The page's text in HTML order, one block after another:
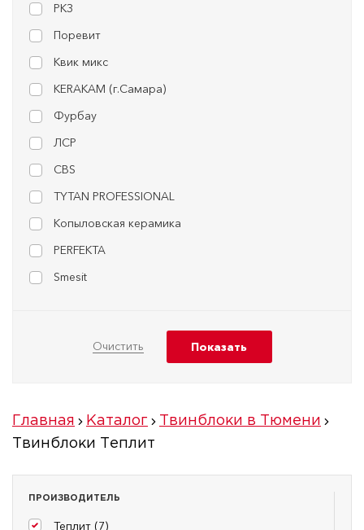
РКЗ
Поревит
Квик микс
KERAKAM (г.Самара)
Фурбау
ЛСР
CBS
TYTAN PROFESSIONAL
Копыловская керамика
PERFEKTA
Smesit
Главная Каталог
Твинблоки в Тюмени
Твинблоки Теплит
ПРОИЗВОДИТЕЛЬ
Теплит (7)